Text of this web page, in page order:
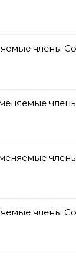
члены
члены